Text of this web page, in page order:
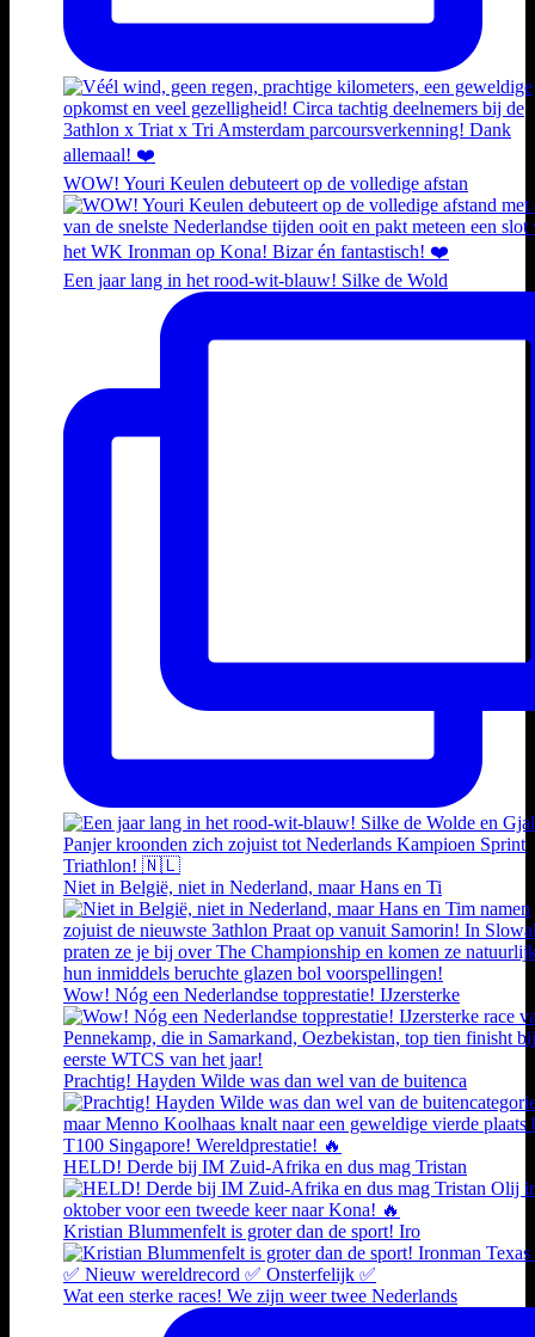
WOW! Youri Keulen debuteert op de volledige afstan
Een jaar lang in het rood-wit-blauw! Silke de Wold
Niet in België, niet in Nederland, maar Hans en Ti
Wow! Nóg een Nederlandse topprestatie! IJzersterke
Prachtig! Hayden Wilde was dan wel van de buitenca
HELD! Derde bij IM Zuid-Afrika en dus mag Tristan
Kristian Blummenfelt is groter dan de sport! Iro
Wat een sterke races! We zijn weer twee Nederlands